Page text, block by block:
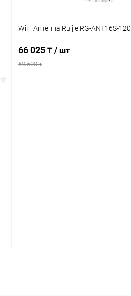
WiFi Антенна Ruijie RG-ANT16S-120
66 025 ₸ / шт
69 500 ₸